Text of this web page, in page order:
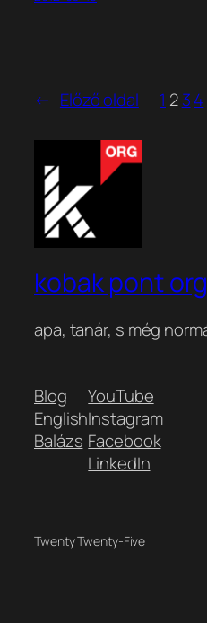
← Előző oldal 1 2 34
kobak pont org
apa, tanár, s még
Blog
English
Balázs
YouTube
Instagram
Facebook
LinkedIn
Twenty Twenty-Five